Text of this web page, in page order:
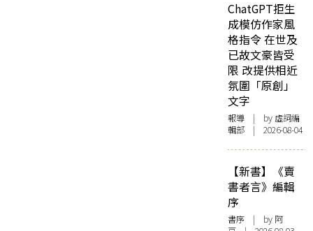
ChatGPT拒生
成模仿作家風
格指令 在世及
已故文豪皆受
限 改提供相近
氛圍「原創」
文字
報導 | by 虛詞編
輯部 | 2026-08-04
【新書】《賣
書者言》編輯
序
書序 | by 阿